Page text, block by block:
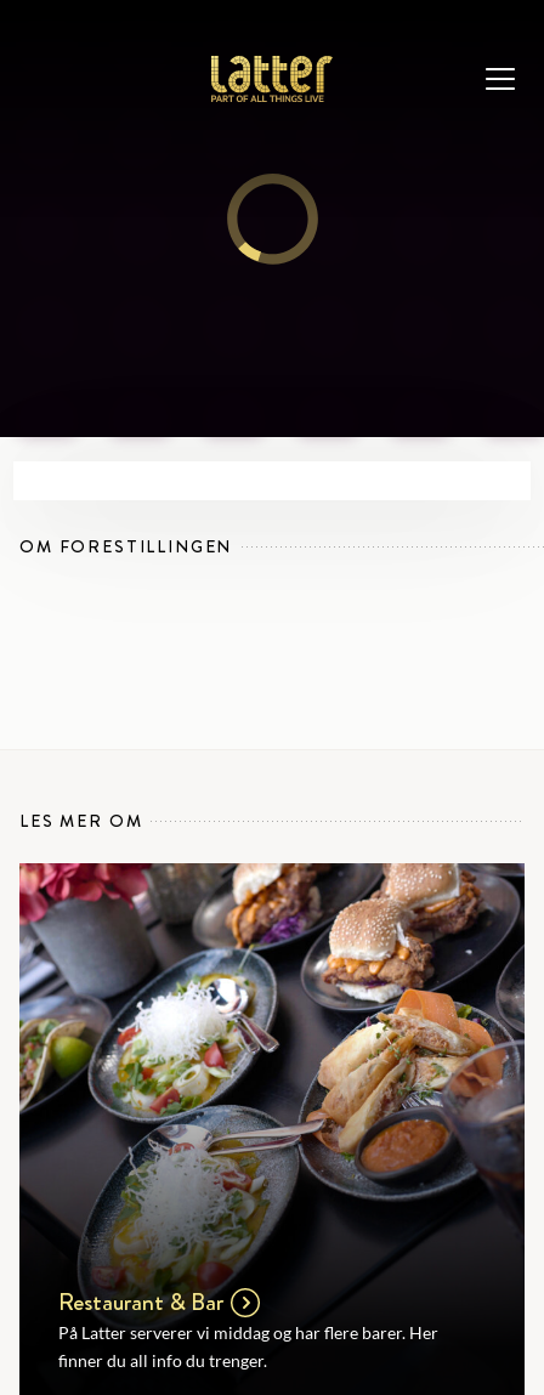
OM FORESTILLINGEN
LES MER OM
Restaurant & Bar
På Latter serverer vi middag og har flere barer. Her
finner du all info du trenger.